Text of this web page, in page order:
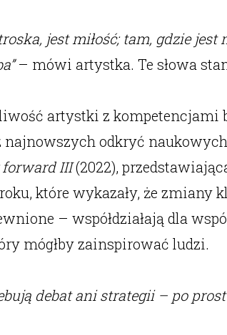
jest miłość; tam, gdzie jest
– mówi artystka. Te słowa
artystki z
odkryć
III(2022),
które wykazały, że
– współdziałają dla
mógłby zainspirować ludzi.
debat ani strategii – po